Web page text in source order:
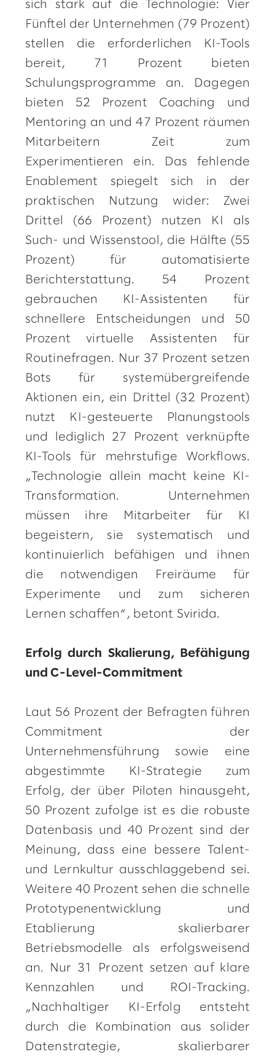
sich stark auf die Technologie: Vier
Fünftel der Unternehmen (79 Prozent)
stellen die erforderlichen KI-Tools
bereit, 71 Prozent bieten
Schulungsprogramme an. Dagegen
bieten 52 Prozent Coaching und
Mentoring an und 47 Prozent räumen
Mitarbeitern Zeit zum
Experimentieren ein. Das fehlende
Enablement spiegelt sich in der
praktischen Nutzung wider: Zwei
Drittel (66 Prozent) nutzen KI als
Such- und Wissenstool, die Hälfte (55
Prozent) für automatisierte
Berichterstattung. 54 Prozent
gebrauchen KI-Assistenten für
schnellere Entscheidungen und 50
Prozent virtuelle Assistenten für
Routinefragen. Nur 37 Prozent setzen
Bots für systemübergreifende
Aktionen ein, ein Drittel (32 Prozent)
nutzt KI-gesteuerte Planungstools
und lediglich 27 Prozent verknüpfte
KI-Tools für mehrstufige Workflows.
„Technologie allein macht keine KI-
Transformation. Unternehmen
müssen ihre Mitarbeiter für KI
begeistern, sie systematisch und
kontinuierlich befähigen und ihnen
die notwendigen Freiräume für
Experimente und zum sicheren
Lernen schaffen“, betont Svirida.
Erfolg durch Skalierung, Befähigung
und C-Level-Commitment
Laut 56 Prozent der Befragten führen
Commitment der
Unternehmensführung sowie eine
abgestimmte KI-Strategie zum
Erfolg, der über Piloten hinausgeht,
50 Prozent zufolge ist es die robuste
Datenbasis und 40 Prozent sind der
Meinung, dass eine bessere Talent-
und Lernkultur ausschlaggebend sei.
Weitere 40 Prozent sehen die schnelle
Prototypenentwicklung und
Etablierung skalierbarer
Betriebsmodelle als erfolgsweisend
an. Nur 31 Prozent setzen auf klare
Kennzahlen und ROI-Tracking.
„Nachhaltiger KI-Erfolg entsteht
durch die Kombination aus solider
Datenstrategie, skalierbarer